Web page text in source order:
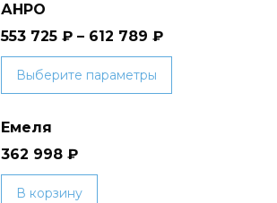
АНРО
553 725 ₽ – 612 789 ₽
Выберите параметры
Емеля
362 998 ₽
В корзину